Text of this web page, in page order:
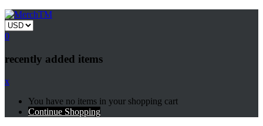
0
recently added items
x
You have no items in your shopping cart
Continue Shopping